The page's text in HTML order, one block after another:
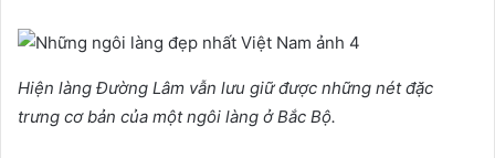
Hiện làng Đường Lâm vẫn lưu giữ được những nét đặc
trưng cơ bản của một ngôi làng ở Bắc Bộ.